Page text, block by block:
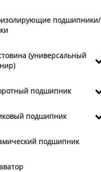
подшипники/
(универсальный
подшипник
подшипник
подшипник